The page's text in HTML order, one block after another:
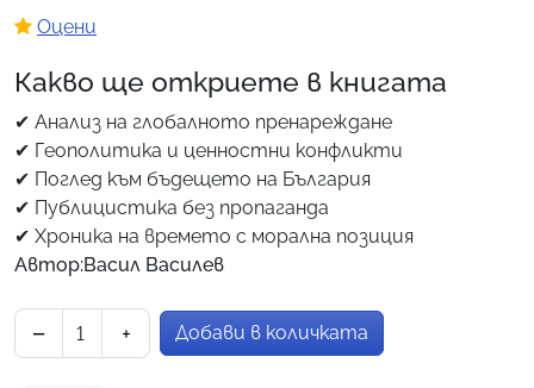
Оцени
Какво ще откриете в книгата
✔ Анализ на глобалното пренареждане
✔ Геополитика и ценностни конфликти
✔ Поглед към бъдещето на България
✔ Публицистика без пропаганда
✔ Хроника на времето с морална позиция
Автор:Васил Василев
количество за Не се страхувай том 4 - Книга от
− + Добави в количката